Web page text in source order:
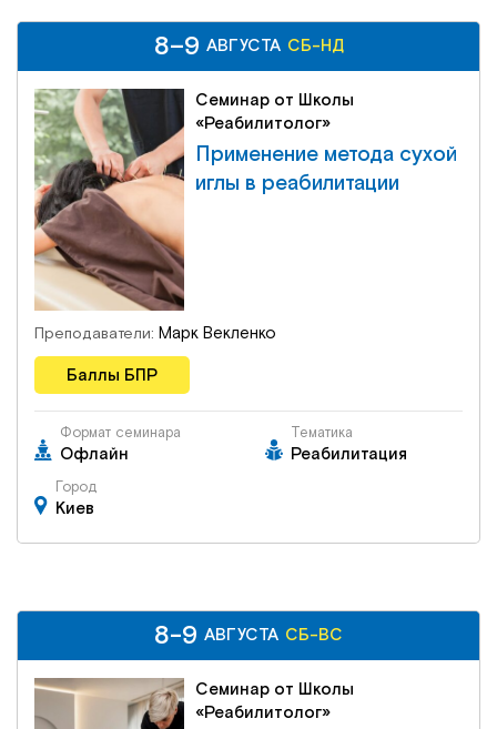
Семинар от Школы
«Реабилитолог»
Применение метода сухой
иглы в реабилитации
Преподаватели: Марк Векленко
Баллы БПР
Формат семинара
Офлайн
Тематика
Реабилитация
Город
Киев
СБ-НД 8–9 АВГУСТА
8–9 АВГУСТА СБ-НД
Семинар от Школы
«Реабилитолог»
СБ-ВС 8-9 АВГУСТА
8-9 АВГУСТА СБ-ВС
Институт Апледжера
Институт Барраля
FAQ
Прикладная кинезиология
Кинезиотейпинг
Психология, психотерапия
Массаж
Реабилитация
Эстетическая медицина
Остеопатические манипуляции по